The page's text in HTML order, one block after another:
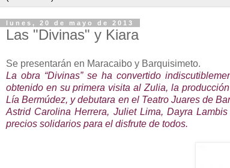
lunes, 20 de mayo de 2013
Las "Divinas" y Kiara
Se presentarán en Maracaibo y Barquisimeto.
La obra “Divinas” se ha convertido
obtenido en su primera visita al Zulia, la
Lía Bermúdez, y debutara en el Teatro Juares de
Astrid Carolina Herrera, Juliet Lima, Dayra
precios solidarios para el disfrute de todos.